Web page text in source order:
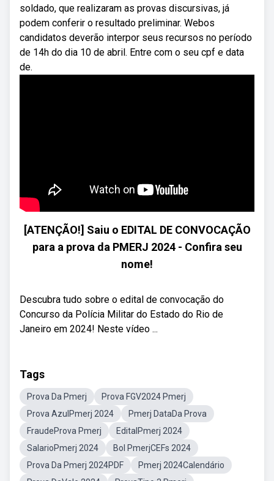
soldado, que realizaram as provas discursivas, já
podem conferir o resultado preliminar. Webos
candidatos deverão interpor seus recursos no período
de 14h do dia 10 de abril. Entre com o seu cpf e data
de.
[ATENÇÃO!] Saiu o EDITAL DE CONVOCAÇÃO
para a prova da PMERJ 2024 - Confira seu
nome!
Descubra tudo sobre o edital de convocação do
Concurso da Polícia Militar do Estado do Rio de
Janeiro em 2024! Neste vídeo ...
Tags
Prova Da Pmerj
Prova FGV2024 Pmerj
Prova AzulPmerj 2024
Pmerj DataDa Prova
FraudeProva Pmerj
EditalPmerj 2024
SalarioPmerj 2024
Bol PmerjCEFs 2024
Prova Da Pmerj 2024PDF
Pmerj 2024Calendário